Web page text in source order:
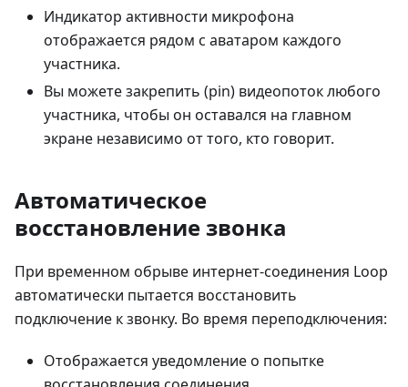
Индикатор активности микрофона
отображается рядом с аватаром каждого
участника.
Вы можете закрепить (pin) видеопоток любого
участника, чтобы он оставался на главном
экране независимо от того, кто говорит.
Автоматическое
восстановление звонка
При временном обрыве интернет-соединения Loop
автоматически пытается восстановить
подключение к звонку. Во время переподключения:
Отображается уведомление о попытке